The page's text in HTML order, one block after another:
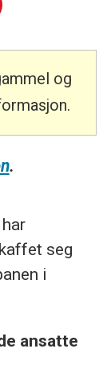
og
.
seg
i
ansatte